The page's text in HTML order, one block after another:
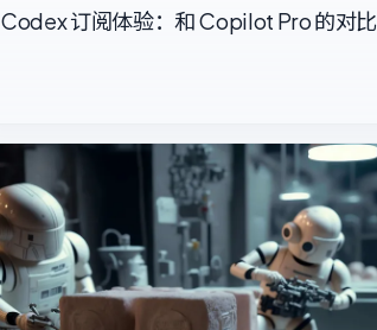
Codex 订阅体验：和 Copilot Pro 的对比